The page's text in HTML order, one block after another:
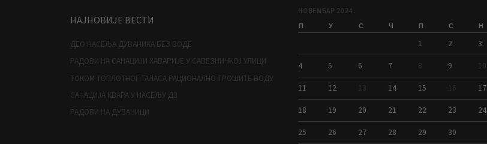
НАЈНОВИЈЕ ВЕСТИ
ДЕО НАСЕЉА ДУВАНИКА БЕЗ ВОДЕ
РАДОВИ НА САНАЦИЈИ ХАВАРИЈЕ У САВЕЗНИЧКОЈ УЛИЦИ
ТОКОМ ТОПЛОТНОГ ТАЛАСА РАЦИОНАЛНО ТРОШИТЕ ВОДУ
САНАЦИЈА КВАРА У НАСЕЉУ Д3
РАДОВИ НА ДУВАНИЦИ
НОВЕМБАР 2024.
П У С Ч П С Н
1 2 3
4 5 6 7 8 9 10
11 12 13 14 15 16 17
18 19 20 21 22 23 24
25 26 27 28 29 30